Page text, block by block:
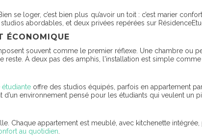
se loger, c’est bien plus qu’avoir un toit : c’est marier
abordables, et deux privées repérées sur
ÉCONOMIQUE
souvent comme le premier réflexe. Une chambre ou
À deux pas des amphis, l'installation est simple comme
offre des studios équipés, parfois en appartement
environnement pensé pour les étudiants qui veulent un
Chaque appartement est meublé, avec kitchenette
au quotidien